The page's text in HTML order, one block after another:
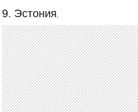
9. Эстония,